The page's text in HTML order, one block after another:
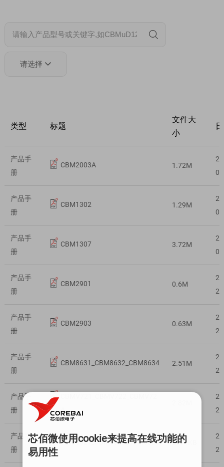
请选择 
类型 标题
文件大
小
产品手
册
CBM2003A 1.72M
02
产品手
册
CBM1302 1.29M
02
产品手
册
CBM1307 3.72M
02
产品手
册
CBM2901 0.6M
29
产品手
册
CBM2903 0.63M
29
产品手
册
CBM8631_CBM8632_CBM8634 2.51M
29
产品手
册
4
29
产品手
册
CBM8621_CBM8622_CBM8624 2791KB
29
芯佰微使用cookie来提高在线功能的
易用性